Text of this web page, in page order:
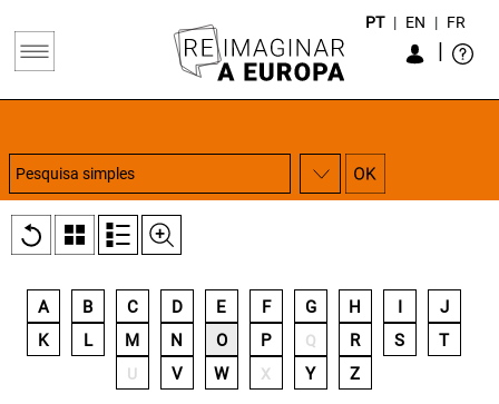
|
PT | EN | FR
A B C D E F G H
J
K
L M N O P Q R S T
U V W X Y Z